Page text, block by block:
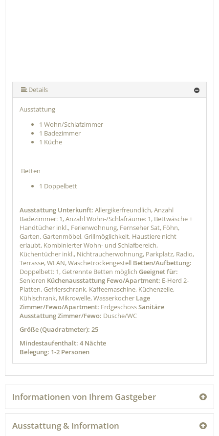
Details
Ausstattung
1 Wohn/Schlafzimmer
1 Badezimmer
1 Küche
Betten
1 Doppelbett
Ausstattung Unterkunft: Allergikerfreundlich, Anzahl
Badezimmer: 1, Anzahl Wohn-/Schlafräume: 1, Bettwäsche +
Handtücher inkl., Ferienwohnung, Fernseher Sat, Föhn,
Garten, Gartenmöbel, Grillmöglichkeit, Haustiere nicht
erlaubt, Kombinierter Wohn- und Schlafbereich,
Küchentücher inkl., Nichtraucherwohnung, Parkplatz, Radio,
Terrasse, WLAN, Wäschetrockengestell Betten/Aufbettung:
Doppelbett: 1, Getrennte Betten möglich Geeignet für:
Senioren Küchenausstattung Fewo/Apartment: E-Herd 2-
Platten, Gefrierschrank, Kaffeemaschine, Küchenzeile,
Kühlschrank, Mikrowelle, Wasserkocher Lage
Zimmer/Fewo/Apartment: ErdgeschossSanitäre
Ausstattung Zimmer/Fewo: Dusche/WC
Größe (Quadratmeter): 25
Mindestaufenthalt: 4 Nächte
Belegung: 1-2 Personen
Informationen von Ihrem Gastgeber
Ausstattung & Information